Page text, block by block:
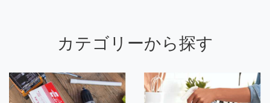
カテゴリーから探す